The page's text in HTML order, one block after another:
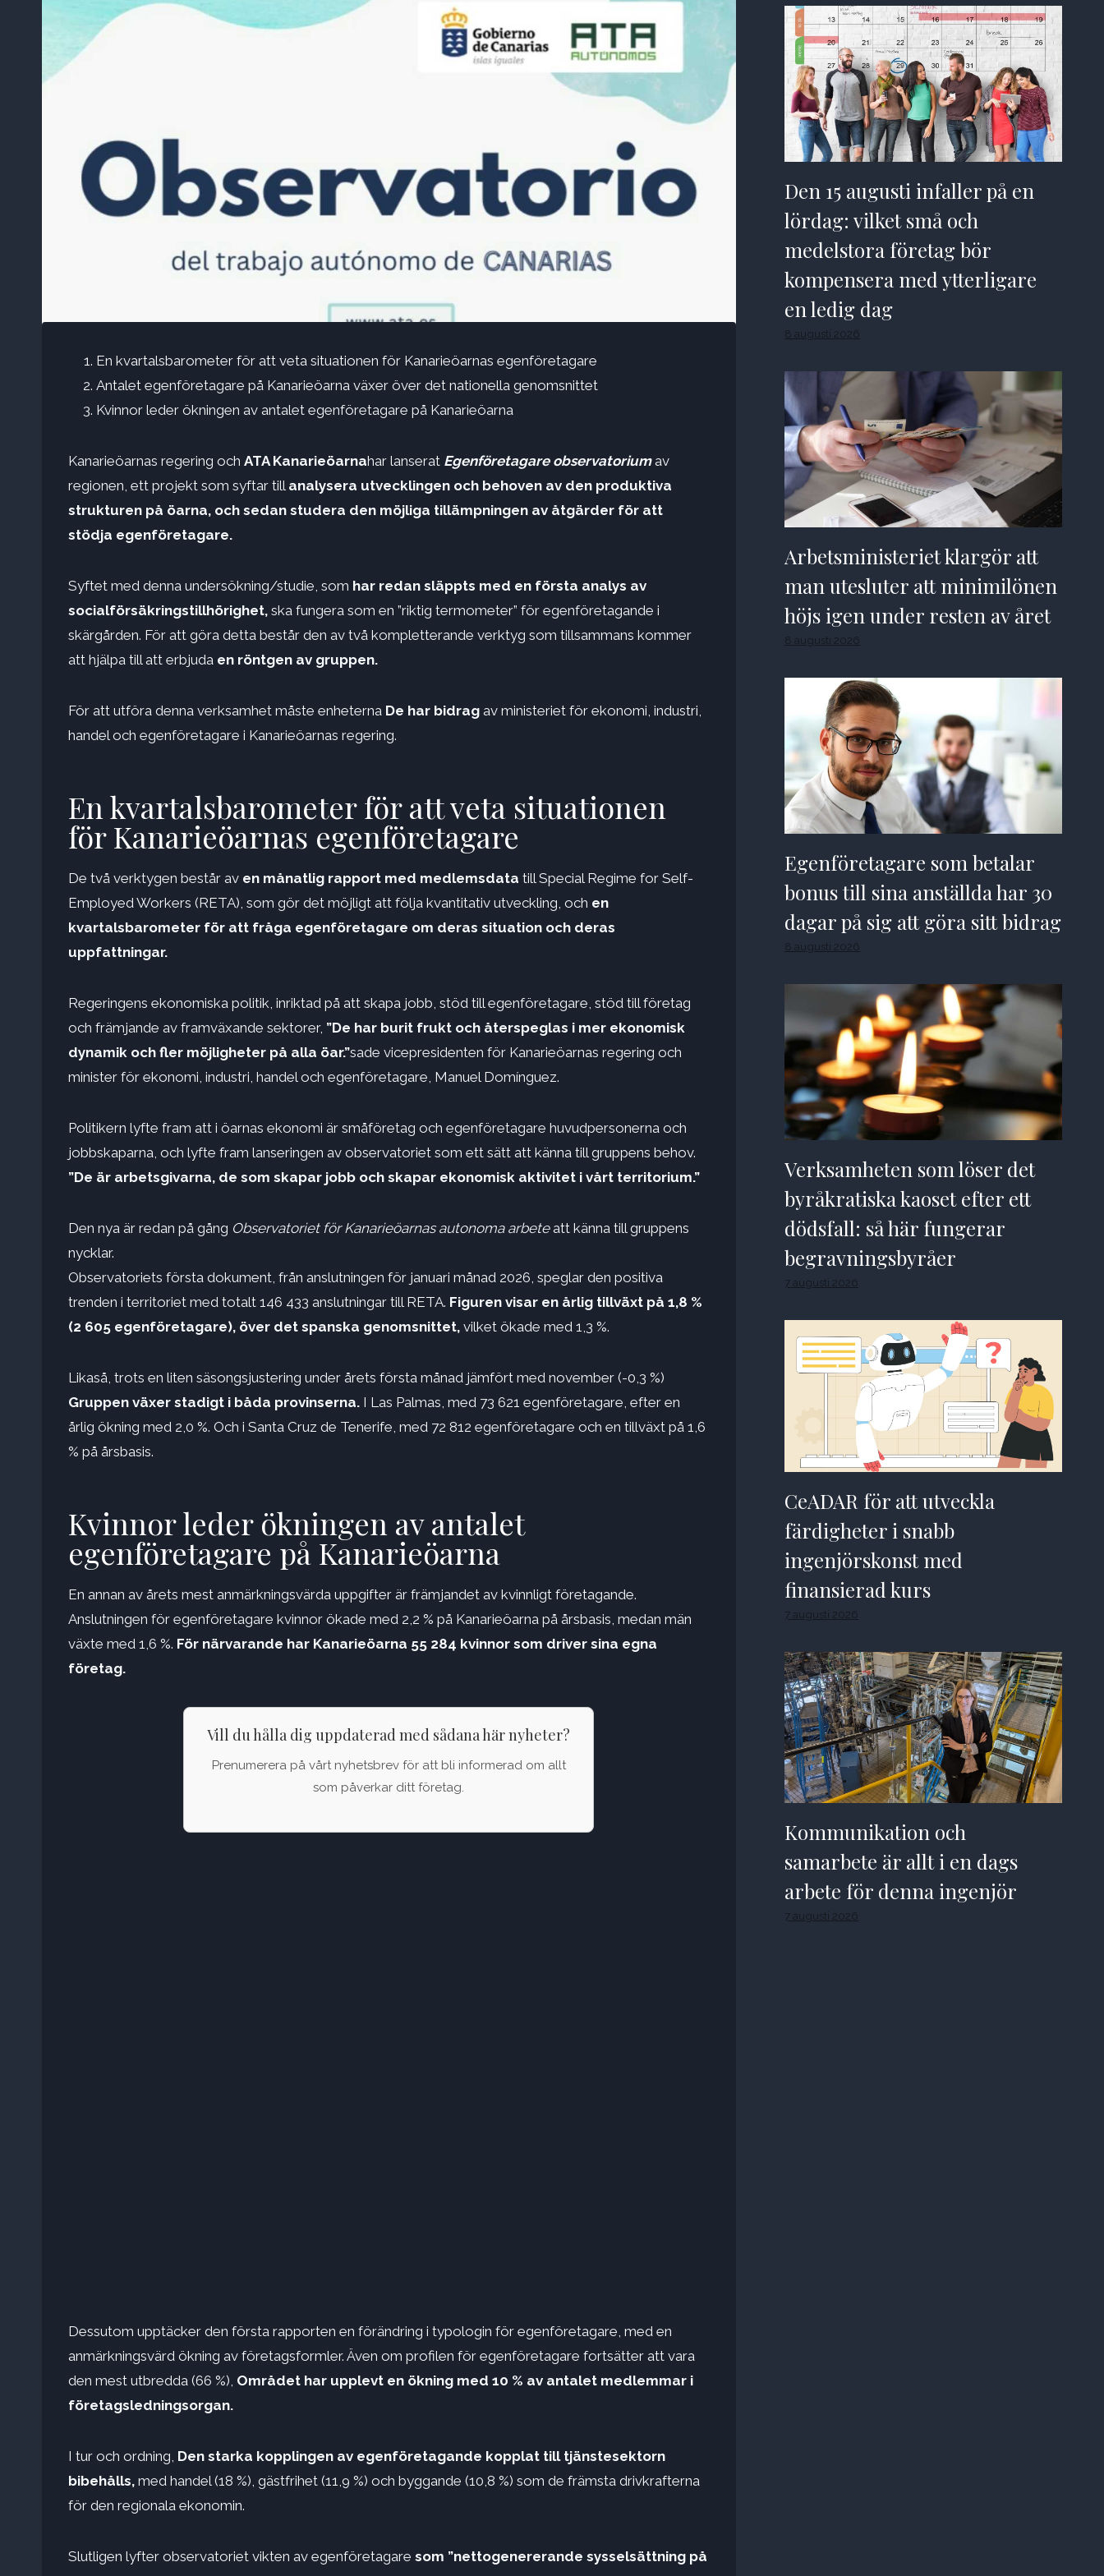
En kvartalsbarometer för att veta situationen för Kanarieöarnas egenföretagare
Antalet egenföretagare på Kanarieöarna växer över det nationella genomsnittet
Kvinnor leder ökningen av antalet egenföretagare på Kanarieöarna
Kanarieöarnas regering och ATA Kanarieöarnahar lanserat Egenföretagare observatoriumav
regionen, ett projekt som syftar till analysera utvecklingen och behoven av den produktiva
strukturen på öarna, och sedan studera den möjliga tillämpningen av åtgärder för att
stödja egenföretagare.
Syftet med denna undersökning/studie, som har redan släppts med en första analys av
socialförsäkringstillhörighet, ska fungera som en ”riktig termometer” för egenföretagande i
skärgården. För att göra detta består den av två kompletterande verktyg som tillsammans kommer
att hjälpa till att erbjuda en röntgen av gruppen.
För att utföra denna verksamhet måste enheterna De har bidrag av ministeriet för ekonomi, industri,
handel och egenföretagare i Kanarieöarnas regering.
En kvartalsbarometer för att veta situationen
för Kanarieöarnas egenföretagare
De två verktygen består av en månatlig rapport med medlemsdata till Special Regime for Self-
Employed Workers (RETA), som gör det möjligt att följa kvantitativ utveckling, och en
kvartalsbarometer för att fråga egenföretagare om deras situation och deras
uppfattningar.
Regeringens ekonomiska politik, inriktad på att skapa jobb, stöd till egenföretagare, stöd till företag
och främjande av framväxande sektorer, ”De har burit frukt och återspeglas i mer ekonomisk
dynamik och fler möjligheter på alla öar.”sade vicepresidenten för Kanarieöarnas regering och
minister för ekonomi, industri, handel och egenföretagare, Manuel Domínguez.
Politikern lyfte fram att i öarnas ekonomi är småföretag och egenföretagare huvudpersonerna och
jobbskaparna, och lyfte fram lanseringen av observatoriet som ett sätt att känna till gruppens behov.
”De är arbetsgivarna, de som skapar jobb och skapar ekonomisk aktivitet i vårt territorium.”
Den nya är redan på gång Observatoriet för Kanarieöarnas autonoma arbeteatt känna till gruppens
nycklar.
Observatoriets första dokument, från anslutningen för januari månad 2026, speglar den positiva
trenden i territoriet med totalt 146 433 anslutningar till RETA. Figuren visar en årlig tillväxt på 1,8 %
(2 605 egenföretagare), över det spanska genomsnittet, vilket ökade med 1,3 %.
Likaså, trots en liten säsongsjustering under årets första månad jämfört med november (-0,3 %)
Gruppen växer stadigt i båda provinserna. I Las Palmas, med 73 621 egenföretagare, efter en
årlig ökning med 2,0 %. Och i Santa Cruz de Tenerife, med 72 812 egenföretagare och en tillväxt på 1,6
% på årsbasis.
Kvinnor leder ökningen av antalet
egenföretagare på Kanarieöarna
En annan av årets mest anmärkningsvärda uppgifter är främjandet av kvinnligt företagande.
Anslutningen för egenföretagare kvinnor ökade med 2,2 % på Kanarieöarna på årsbasis, medan män
växte med 1,6 %. För närvarande har Kanarieöarna 55 284 kvinnor som driver sina egna
företag.
Vill du hålla dig uppdaterad med sådana här nyheter?
Prenumerera på vårt nyhetsbrev för att bli informerad om allt
som påverkar ditt företag.
Dessutom upptäcker den första rapporten en förändring i typologin för egenföretagare, med en
anmärkningsvärd ökning av företagsformler. Även om profilen för egenföretagare fortsätter att vara
den mest utbredda (66 %), Området har upplevt en ökning med 10 % av antalet medlemmar i
företagsledningsorgan.
I tur och ordning, Den starka kopplingen av egenföretagande kopplat till tjänstesektorn
bibehålls, med handel (18 %), gästfrihet (11,9 %) och byggande (10,8 %) som de främsta drivkrafterna
för den regionala ekonomin.
Slutligen lyfter observatoriet vikten av egenföretagare som ”nettogenererande sysselsättning på
Den 15 augusti infaller på en
lördag: vilket små och
medelstora företag bör
kompensera med ytterligare
en ledig dag
8 augusti 2026
Arbetsministeriet klargör att
man utesluter att minimilönen
höjs igen under resten av året
8 augusti 2026
Egenföretagare som betalar
bonus till sina anställda har 30
dagar på sig att göra sitt bidrag
8 augusti 2026
Verksamheten som löser det
byråkratiska kaoset efter ett
dödsfall: så här fungerar
begravningsbyråer
7 augusti 2026
CeADAR för att utveckla
färdigheter i snabb
ingenjörskonst med
finansierad kurs
7 augusti 2026
Kommunikation och
samarbete är allt i en dags
arbete för denna ingenjör
7 augusti 2026